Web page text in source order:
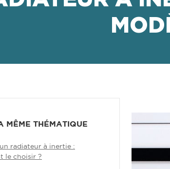
MÊME THÉMATIQUE
radiateur à inertie :
le choisir ?